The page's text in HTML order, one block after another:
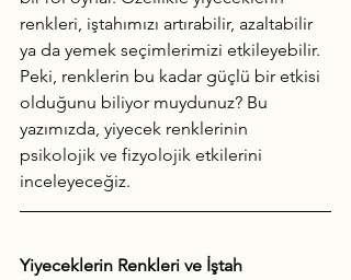
renkleri, iştahımızı artırabilir, azaltabilir
ya da yemek seçimlerimizi etkileyebilir.
Peki, renklerin bu kadar güçlü bir etkisi
olduğunu biliyor muydunuz? Bu
yazımızda, yiyecek renklerinin
psikolojik ve fizyolojik etkilerini
inceleyeceğiz.
Yiyeceklerin Renkleri ve İştah